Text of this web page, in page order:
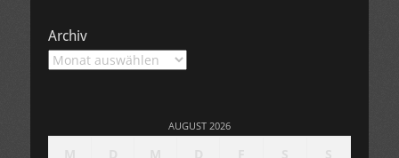
Archiv
Archiv
AUGUST 2026